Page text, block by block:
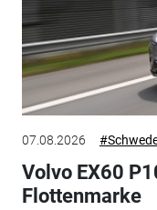
07.08.2026
Volvo EX60
Flottenmarke